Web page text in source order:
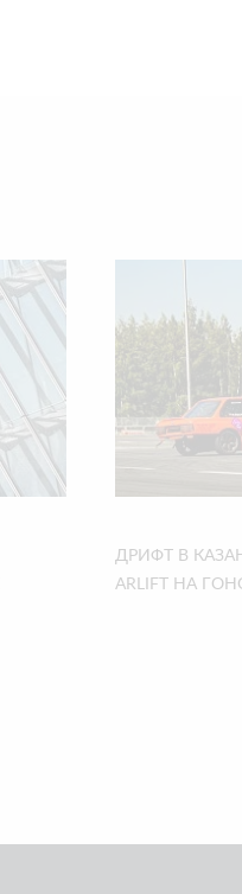
ДРИФТ В
ARLIFT НА